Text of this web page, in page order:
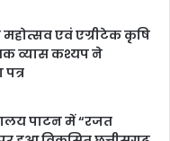
एवं एग्रीटेक कृषि
व्यास कश्यप ने
पाटन में “रजत